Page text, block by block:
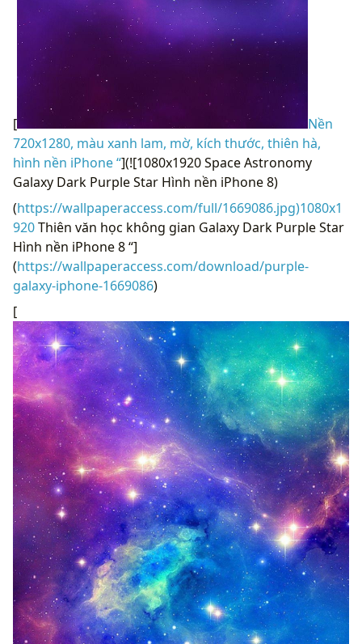
[
Nền
720x1280, màu xanh lam, mờ, kích thước, thiên hà,
hình nền iPhone “](![1080x1920 Space Astronomy
Galaxy Dark Purple Star Hình nền iPhone 8)
(https://wallpaperaccess.com/full/1669086.jpg)1080x1
920Thiên văn học không gian Galaxy Dark Purple Star
Hình nền iPhone 8 “]
(https://wallpaperaccess.com/download/purple-
galaxy-iphone-1669086)
[